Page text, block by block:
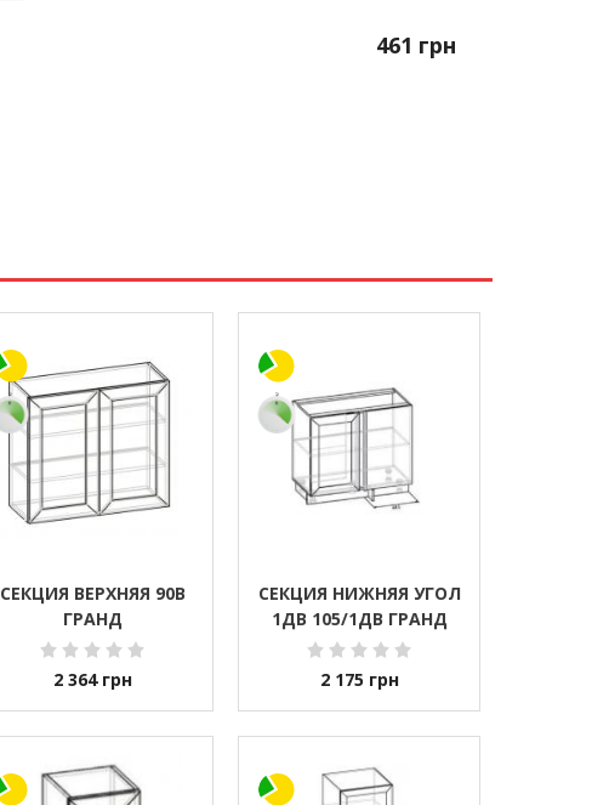
461 грн
СЕКЦИЯ ВЕРХНЯЯ 90В
ГРАНД
2 364 грн
СЕКЦИЯ НИЖНЯЯ УГОЛ
1ДВ 105/1ДВ ГРАНД
2 175 грн